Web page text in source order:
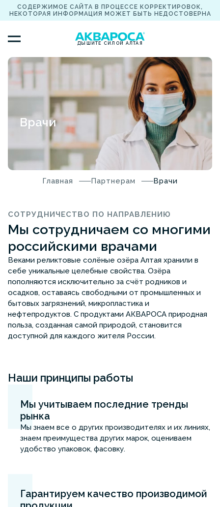
СОДЕРЖИМОЕ САЙТА В ПРОЦЕССЕ КОРРЕКТИРОВОК,
НЕКОТОРАЯ ИНФОРМАЦИЯ МОЖЕТ БЫТЬ НЕДОСТОВЕРНА
ДЫШИТЕ СИЛОЙ АЛТАЯ
Врачи
Главная Партнерам Врачи
СОТРУДНИЧЕСТВО ПО НАПРАВЛЕНИЮ
Мы сотрудничаем со многими
российскими врачами
Веками реликтовые солёные озёра Алтая хранили в
себе уникальные целебные свойства. Озёра
пополняются исключительно за счёт родников и
осадков, оставаясь свободными от промышленных и
бытовых загрязнений, микропластика и
нефтепродуктов. С продуктами АКВАРОСА природная
польза, созданная самой природой, становится
доступной для каждого жителя России.
Наши принципы работы
Мы учитываем последние тренды
рынка
Мы знаем все о других производителях и их линиях,
знаем преимущества других марок, оцениваем
удобство упаковок, фасовку.
Гарантируем качество производимой